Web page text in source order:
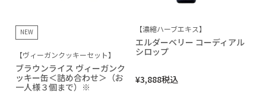
NEW
【ヴィーガンクッキーセット】
ブラウンライス ヴィーガンク
ッキー缶＜詰め合わせ＞（お
一人様３個まで）※
【濃縮ハーブエキス】
エルダーベリー コーディアル
シロップ
¥3,888税込